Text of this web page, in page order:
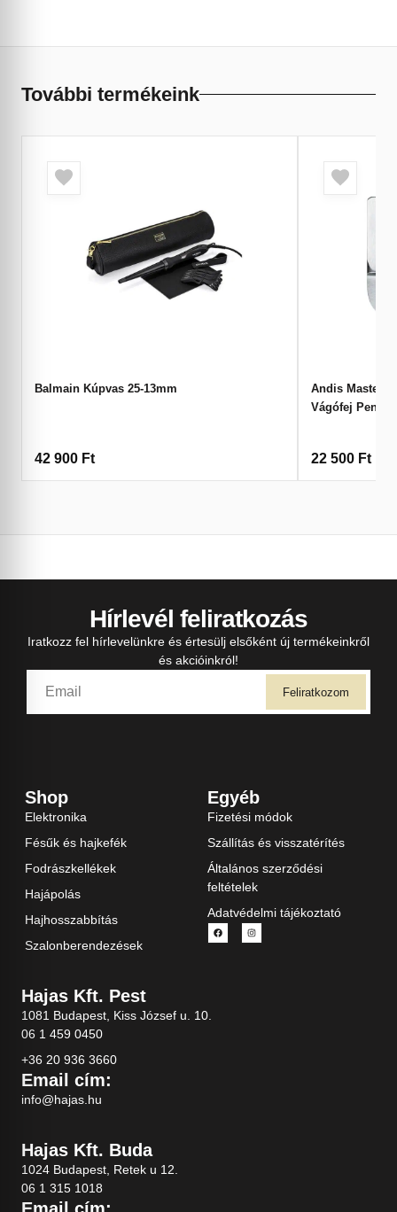
További termékeink
Balmain Kúpvas 25-13mm
42 900 Ft
Andis Master Cordless
Vágófej
22 500 Ft
Hírlevél feliratkozás
Iratkozz fel hírlevelünkre és értesülj elsőként új termékeinkről
és akcióinkról!
Feliratkozom
Shop
Elektronika
Fésűk és hajkefék
Fodrászkellékek
Hajápolás
Hajhosszabbítás
Szalonberendezések
Egyéb
Fizetési módok
Szállítás és visszatérítés
Általános szerződési
feltételek
Adatvédelmi tájékoztató
Hajas Kft. Pest
1081 Budapest, Kiss József u. 10.
06 1 459 0450
+36 20 936 3660
Email cím:
info@hajas.hu
Hajas Kft. Buda
1024 Budapest, Retek u 12.
06 1 315 1018